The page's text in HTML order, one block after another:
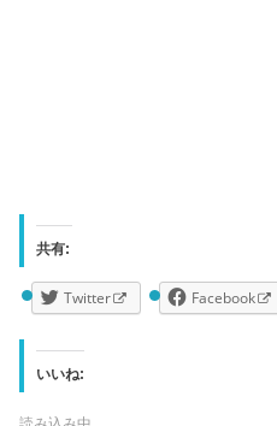
共有:
Twitter Facebook
いいね: